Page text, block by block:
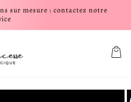
sur mesure : contactez notre
Panier